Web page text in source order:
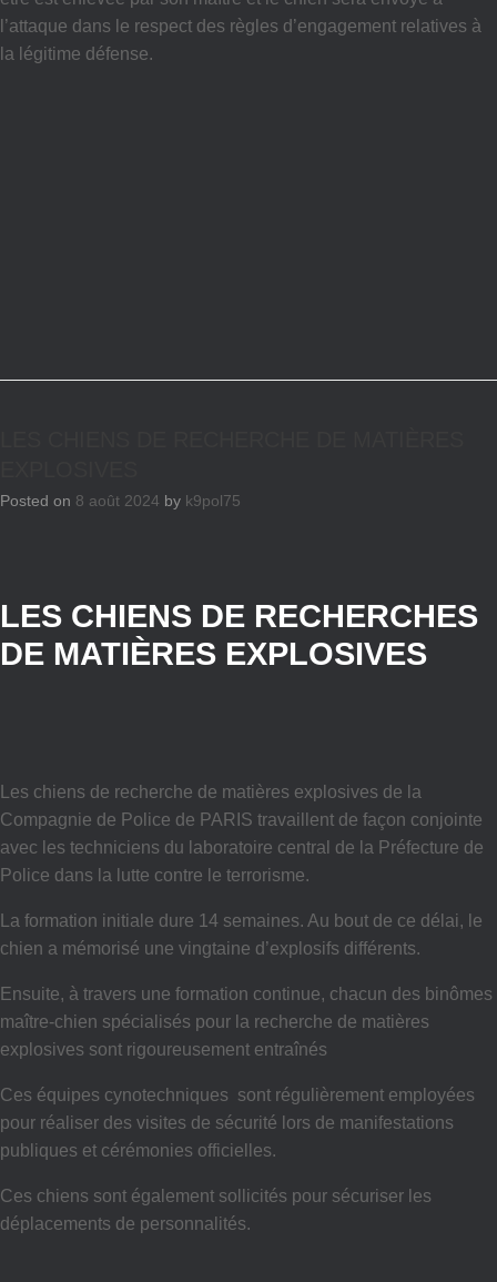
l’attaque dans le respect des règles d’engagement relatives à
la légitime défense.
Posted on 8 août 2024 by k9pol75
LES CHIENS DE RECHERCHES
DE MATIÈRES EXPLOSIVES
Les chiens de recherche de matières explosives de la
Compagnie de Police de PARIS travaillent de façon conjointe
avec les techniciens du laboratoire central de la Préfecture de
Police dans la lutte contre le terrorisme.
La formation initiale dure 14 semaines. Au bout de ce délai, le
chien a mémorisé une vingtaine d’explosifs différents.
Ensuite, à travers une formation continue, chacun des binômes
maître-chien spécialisés pour la recherche de matières
explosives sont rigoureusement entraînés
Ces équipes cynotechniques sont régulièrement employées
pour réaliser des visites de sécurité lors de manifestations
publiques et cérémonies officielles.
Ces chiens sont également sollicités pour sécuriser les
déplacements de personnalités.